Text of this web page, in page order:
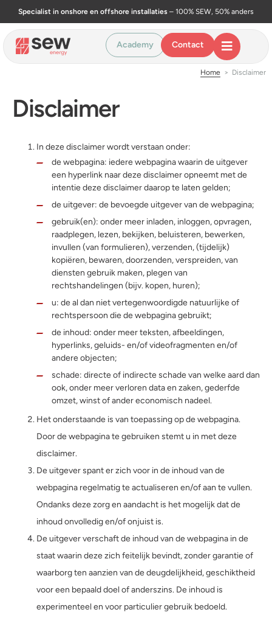
Specialist in onshore en offshore installaties – 100% SEW, 50% anders
Academy Contact
Home > Disclaimer
Disclaimer
In deze disclaimer wordt verstaan onder:
de webpagina: iedere webpagina waarin de uitgever
een hyperlink naar deze disclaimer opneemt met de
intentie deze disclaimer daarop te laten gelden;
de uitgever: de bevoegde uitgever van de webpagina;
gebruik(en): onder meer inladen, inloggen, opvragen,
raadplegen, lezen, bekijken, beluisteren, bewerken,
invullen (van formulieren), verzenden, (tijdelijk)
kopiëren, bewaren, doorzenden, verspreiden, van
diensten gebruik maken, plegen van
rechtshandelingen (bijv. kopen, huren);
u: de al dan niet vertegenwoordigde natuurlijke of
rechtspersoon die de webpagina gebruikt;
de inhoud: onder meer teksten, afbeeldingen,
hyperlinks, geluids- en/of videofragmenten en/of
andere objecten;
schade: directe of indirecte schade van welke aard dan
ook, onder meer verloren data en zaken, gederfde
omzet, winst of ander economisch nadeel.
Het onderstaande is van toepassing op de webpagina.
Door de webpagina te gebruiken stemt u in met deze
disclaimer.
De uitgever spant er zich voor in de inhoud van de
webpagina regelmatig te actualiseren en/of aan te vullen.
Ondanks deze zorg en aandacht is het mogelijk dat de
inhoud onvolledig en/of onjuist is.
De uitgever verschaft de inhoud van de webpagina in de
staat waarin deze zich feitelijk bevindt, zonder garantie of
waarborg ten aanzien van de deugdelijkheid, geschiktheid
voor een bepaald doel of anderszins. De inhoud is
experimenteel en voor particulier gebruik bedoeld.